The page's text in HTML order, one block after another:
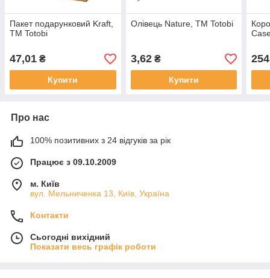
Пакет подарунковий Kraft,
TM Totobi
47,01 ₴
Купити
Олівець Nature, TM Totobi
3,62₴
Купити
Про нас
100% позитивних з 24 відгуків за рік
Працює з 09.10.2009
м. Київ
вул. Мельниченка 13, Київ, Україна
Контакти
Сьогодні вихідний
Показати весь графік роботи